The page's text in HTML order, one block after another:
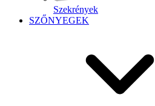
Szekrények
SZŐNYEGEK